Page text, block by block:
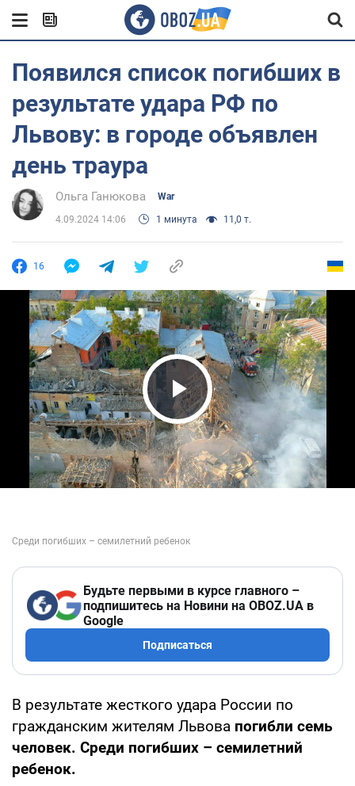
Появился список погибших в
результате удара РФ по
Львову: в городе объявлен
день траура
Ольга Ганюкова War
4.09.2024 14:06 1 минута 11,0 т.
16
Play Video
Будьте первыми в курсе главного –
подпишитесь на Новини на OBOZ.UA в
Google
Подписаться
В результате жесткого удара России по
гражданским жителям Львова погибли семь
человек. Среди погибших – семилетний
ребенок.